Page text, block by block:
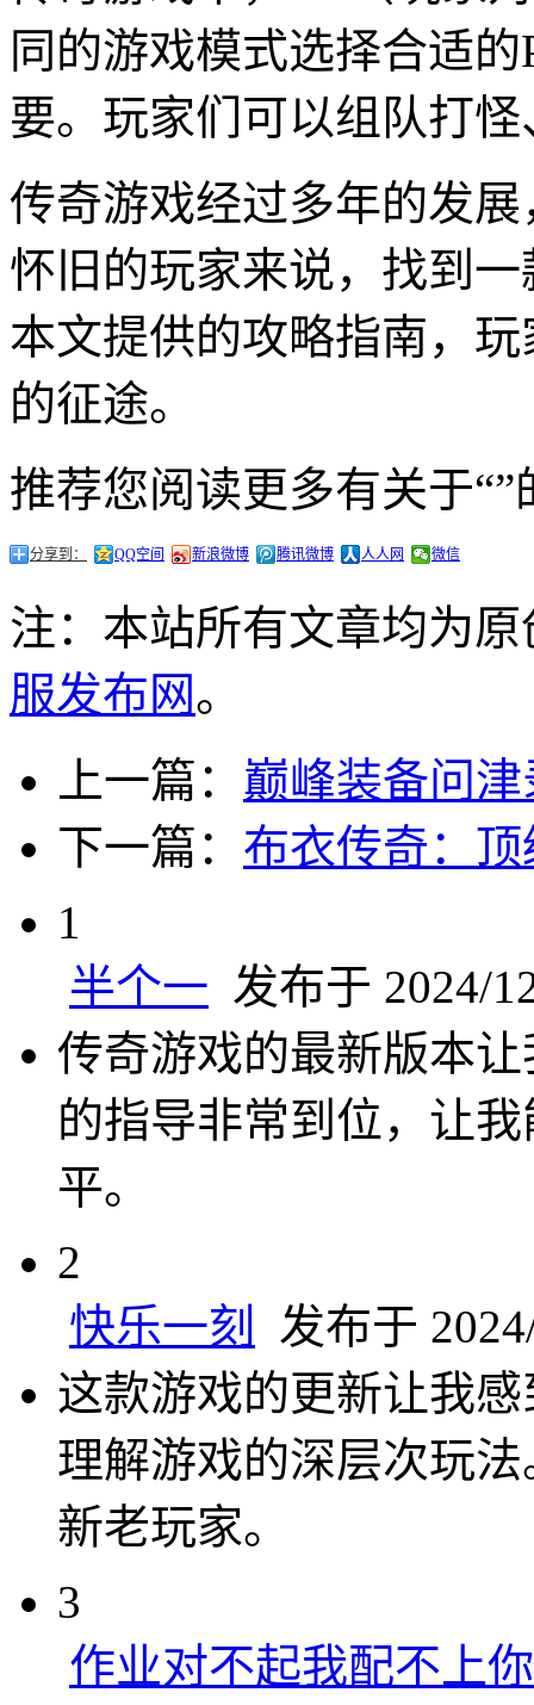
同的游戏模式选择合适
要。玩家们可以组队打
传奇游戏经过多年的发
怀旧的玩家来说，找到
本文提供的攻略指南，
的征途。
推荐您阅读更多有关于“”
分享到： QQ空间 新浪微博 腾讯微博 人人网 微信
注：本站所有文章均为
服发布网。
上一篇： 巅峰装备问
下一篇： 布衣传奇：
1
半个一 发布于 2024/
传奇游戏的最新版本
的指导非常到位，让
平。
2
快乐一刻
发布于
这款游戏的更新让我
理解游戏的深层次玩
新老玩家。
3
作业对不起我配不上你